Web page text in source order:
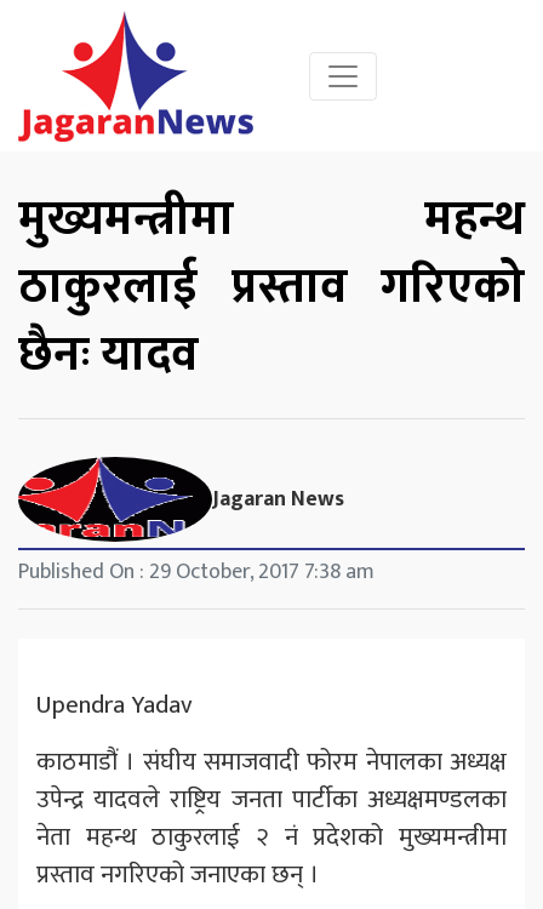
मुख्यमन्त्रीमा महन्थ
ठाकुरलाई प्रस्ताव गरिएको
छैनः यादव
Jagaran News
Published On : 29 October, 2017 7:38 am
Upendra Yadav
काठमाडौं । संघीय समाजवादी फोरम नेपालका अध्यक्ष
उपेन्द्र यादवले राष्ट्रिय जनता पार्टीका अध्यक्षमण्डलका
नेता महन्थ ठाकुरलाई २ नं प्रदेशको मुख्यमन्त्रीमा
प्रस्ताव नगरिएको जनाएका छन् ।